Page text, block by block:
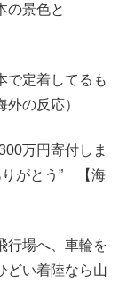
の景色と
で定着してるも
の反応）
万円寄付しま
りがとう” 【海
行場へ、車輪を
どい着陸なら山